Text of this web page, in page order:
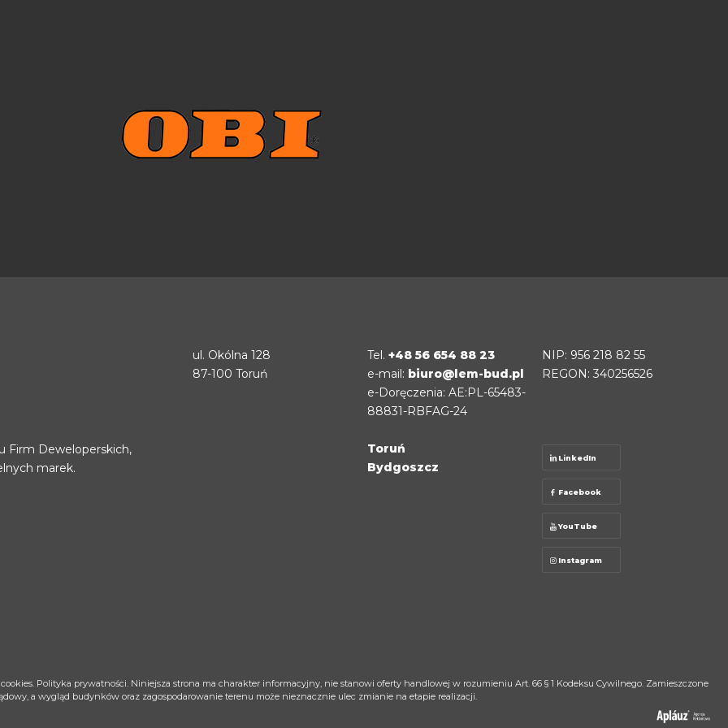
Firm Deweloperskich,
marek.
ul. Okólna 128
87-100 Toruń
Tel.+48 56 654 88 23
e-mail: biuro@lem-bud.pl
e-Doręczenia: AE:PL-65483-
88831-RBFAG-24
Toruń
Bydgoszcz
NIP: 956 218 82 55
REGON: 340256526
LinkedIn
Facebook
YouTube
Instagram
Polityka prywatności . Niniejsza strona ma charakter informacyjny, nie stanowi oferty handlowej w rozumieniu Art. 66 § 1 Kodeksu Cywilnego. Zamieszczone
a wygląd budynków oraz zagospodarowanie terenu może nieznacznie ulec zmianie na etapie realizacji.